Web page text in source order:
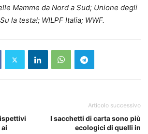
Mamme da Nord a Sud; Unione degli
la testa!; WILPF Italia; WWF.
Articolo successivo
I sacchetti di carta sono più
ecologici di quelli in